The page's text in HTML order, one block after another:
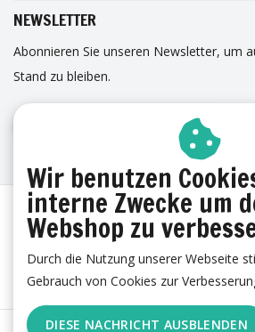
NEWSLETTER
Abonnieren Sie unseren Newsletter, um
Stand zu bleiben.
ANMELDUNG ZUM NEWSLETTER
Wir benutzen
interne Zwecke um
Webshop zu
Durch die Nutzung unserer Webseite
Gebrauch von Cookies zur
DIESE NACHRICHT AUSBLENDEN